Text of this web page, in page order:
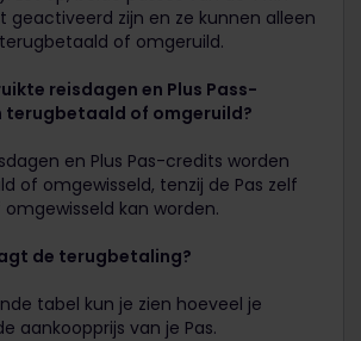
geactiveerd zijn en ze kunnen alleen
of omgeruild.
reisdagen en Plus Pass-
terugbetaald of omgeruild?
en Plus Pas-credits worden
of omgewisseld, tenzij de Pas zelf
kan worden.
de terugbetaling?
tabel kun je zien hoeveel je
aankoopprijs van je Pas.